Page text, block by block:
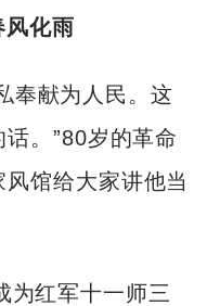
风化雨
奉献为人民。这
。”80岁的革命
馆给大家讲他当
为红军十一师三